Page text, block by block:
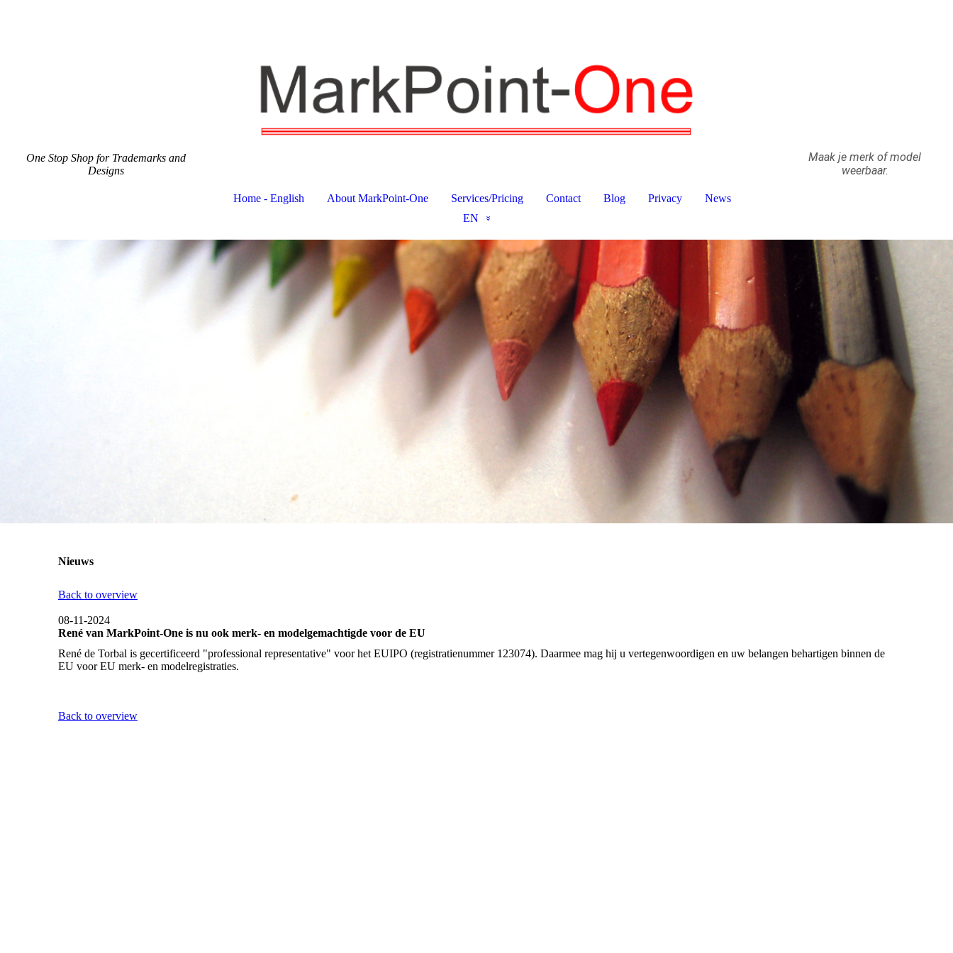
One Stop Shop for Trademarks and
Designs
Maak je merk of model
weerbaar.
Home - English About MarkPoint-One Services/Pricing Contact Blog Privacy
News
EN
Nieuws
Back to overview
08-11-2024
René van MarkPoint-One is nu ook merk- en modelgemachtigde voor de EU
René de Torbal is gecertificeerd "professional representative" voor het EUIPO (registratienummer 123074). Daarmee mag hij u vertegenwoordigen en uw belangen behartigen binnen de
EU voor EU merk- en modelregistraties.
Back to overview